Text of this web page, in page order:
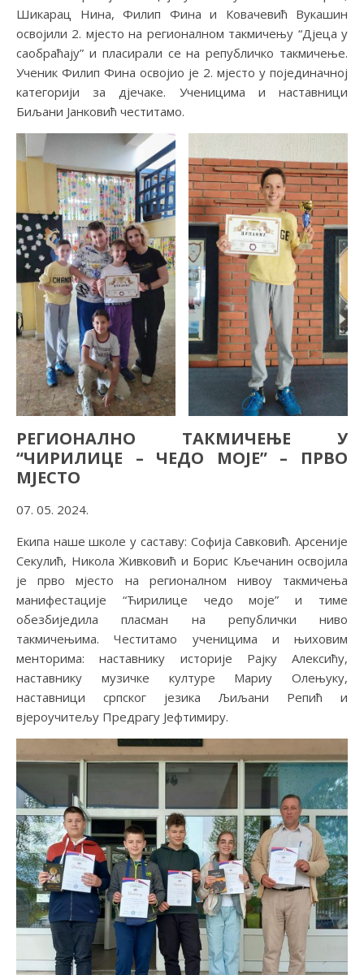
Шикарац Нина, Филип Фина и Ковачевић Вукашин
освојили 2. мјесто на регионалном такмичењу “Дјеца у
саобраћају” и пласирали се на републичко такмичење.
Ученик Филип Фина освојио je 2. мјесто у појединачној
категорији за дјечаке. Ученицима и наставници
Биљани Јанковић честитамо.
РЕГИОНАЛНО ТАКМИЧЕЊЕ У
“ЧИРИЛИЦЕ – ЧЕДО МОЈЕ” – ПРВО
МЈЕСТО
07. 05. 2024.
Екипа наше школе у саставу: Софија Савковић. Арсеније
Секулић, Никола Живковић и Борис Кљечанин освојила
је прво мјесто на регионалном нивоу такмичења
манифестације “Ћирилице чедо моје” и тиме
обезбиједила пласман на републички ниво
такмичењима. Честитамо ученицима и њиховим
менторима: наставнику историје Рајку Алексићу,
наставнику музичке културе Мариу Олењуку,
наставници српског језика Љиљани Репић и
вјероучитељу Предрагу Јефтимиру.